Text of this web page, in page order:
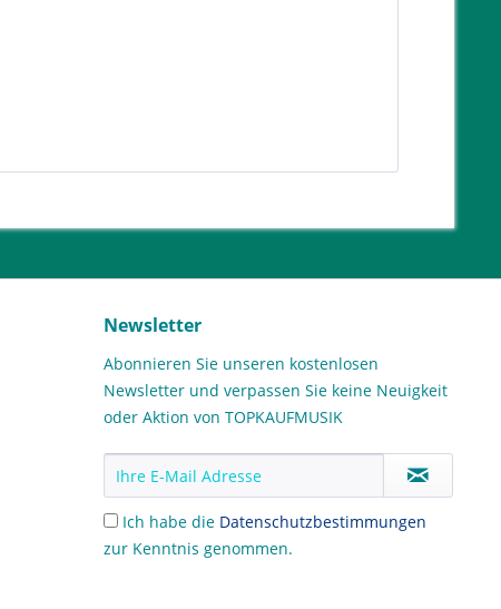
Newsletter
Abonnieren Sie unseren kostenlosen
Newsletter und verpassen Sie keine Neuigkeit
oder Aktion von TOPKAUFMUSIK
Ich habe die Datenschutzbestimmungen
zur Kenntnis genommen.